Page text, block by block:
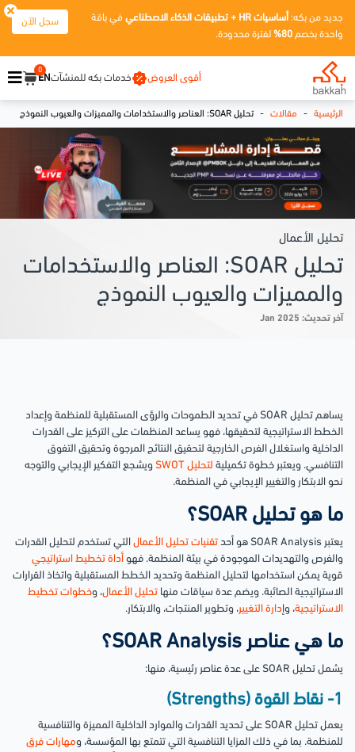
جديد من بكه: أساسيات HR + تطبيقات الذكاء الاصطناعي
في باقة
واحدة بخصم 80% لفترة محدودة.
سجل الآن
أقوى العروض خدمات بكه للمنشآتEN
0
الرئيسية - مقالات - تحليل SOAR: العناصر والاستخدامات والمميزات والعيوب النموذج
تحليل الأعمال
تحليل SOAR: العناصر والاستخدامات
والمميزات والعيوب النموذج
آخر تحديث: Jan 2025
يساهم تحليل SOAR في تحديد الطموحات والرؤى المستقبلية للمنظمة وإعداد
الخطط الاستراتيجية لتحقيقها، فهو يساعد المنظمات على التركيز على القدرات
الداخلية واستغلال الفرص الخارجية لتحقيق النتائج المرجوة وتحقيق التفوق
التنافسي. ويعتبر خطوة تكميلية لتحليل SWOT
ويشجع التفكير الإيجابي والتوجه
نحو الابتكار والتغيير الإيجابي في المنظمة.
ما هو تحليل SOAR؟
يعتبر SOAR Analysis هو أحد تقنيات تحليل الأعمال التي تستخدم لتحليل القدرات
والفرص والتهديدات الموجودة في بيئة المنظمة. فهو أداة تخطيط استراتيجي
قوية يمكن استخدامها لتحليل المنظمة وتحديد الخطط المستقبلية واتخاذ القرارات
الاستراتيجية الصائبة. ويضم عدة سياقات منها تحليل الأعمال، وخطوات تخطيط
الاستراتيجية، وإدارة التغيير، وتطوير المنتجات، والابتكار.
ما هي عناصر SOAR Analysis؟
يشمل تحليل SOAR على عدة عناصر رئيسية، منها:
1- نقاط القوة (Strengths)
يعمل تحليل SOAR على تحديد القدرات والموارد الداخلية المميزة والتنافسية
للمنظمة. بما في ذلك المزايا التنافسية التي تتمتع بها المؤسسة، ومهارات فرق